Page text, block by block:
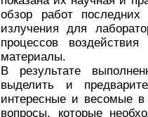
обзор работ последних
излучения для
процессов
материалы.
В результате
выделить и
интересные и весомые
вопросы, которые